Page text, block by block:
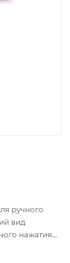
ручного
вид
нажатия